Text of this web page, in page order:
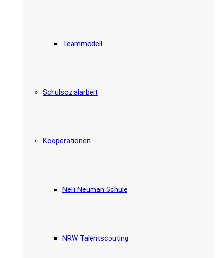
Teammodell
Schulsozialarbeit
Kooperationen
Nelli Neuman Schule
NRW Talentscouting